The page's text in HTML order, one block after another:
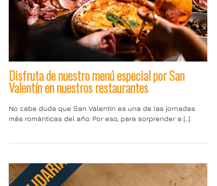
Disfruta de nuestro menú especial por San
Valentín en nuestros restaurantes
No cabe duda que San Valentín es una de las jornadas
más románticas del año. Por eso, para sorprender a […]